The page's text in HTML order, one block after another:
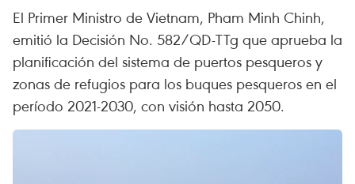
El Primer Ministro de Vietnam, Pham Minh Chinh,
emitió la Decisión No. 582/QD-TTg que aprueba la
planificación del sistema de puertos pesqueros y
zonas de refugios para los buques pesqueros en el
período 2021-2030, con visión hasta 2050.